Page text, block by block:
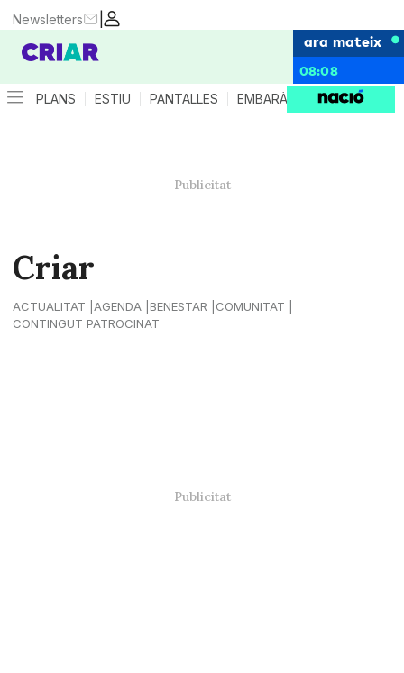
|
Newsletters
ara mateix
08:08
PLANS ESTIU PANTALLES EMBARÀS CRIANÇA
Criar
ACTUALITAT AGENDA BENESTAR
COMUNITAT
CONTINGUT PATROCINAT